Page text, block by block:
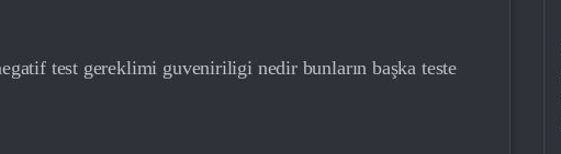
test gereklimi guveniriligi nedir bunların başka teste